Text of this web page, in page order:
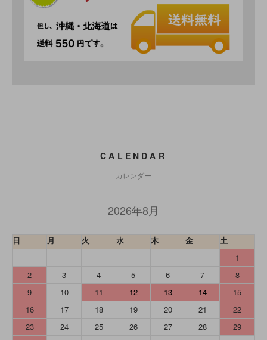
CALENDAR
カレンダー
2026年8月
日 月 火 水 木 金
土
1
2
3 4 5 6 7
8
9
10 11 12 13 14
15
16
17 18 19 20 21
22
23
24 25 26 27 28
29